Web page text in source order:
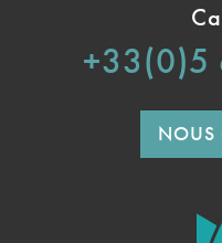
+33(0)5
NOUS